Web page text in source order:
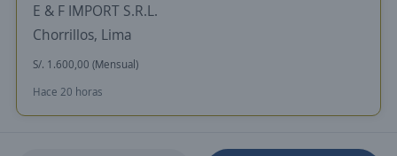
E & F IMPORT S.R.L.
Chorrillos, Lima
S/. 1.600,00 (Mensual)
Hace 20 horas